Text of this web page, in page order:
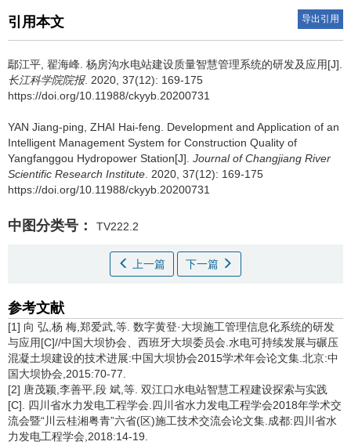
引用本文 导出引用
鄢江平, 翟海峰. 杨房沟水电站建设质量智慧管理系统的研发及应用[J].
长江科学院院报. 2020, 37(12): 169-175
https://doi.org/10.11988/ckyyb.20200731
YAN Jiang-ping, ZHAI Hai-feng. Development and Application of an
Intelligent Management System for Construction Quality of
Yangfanggou Hydropower Station[J]. Journal of Changjiang River
Scientific Research Institute . 2020, 37(12): 169-175
https://doi.org/10.11988/ckyyb.20200731
中图分类号： TV222.2
上一篇 下一篇
参考文献
[1] 向 弘,杨 梅,郑爱武,等. 数字黄登·大坝施工管理信息化系统的研发
与应用[C]//中国大坝协会、西班牙大坝委员会.水电可持续发展与碾压
混凝土坝建设的技术进展:中国大坝协会2015学术年会论文集.北京:中
国大坝协会,2015:70-77.
[2] 唐茂颖,李善平,段 斌,等. 双江口水电站智慧工程建设探索与实践
[C]. 四川省水力发电工程学会.四川省水力发电工程学会2018年学术交
流会暨“川云桂湘粤青”六省(区)施工技术交流会论文集.成都:四川省水
力发电工程学会,2018:14-19.